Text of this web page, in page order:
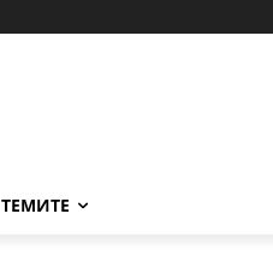
ТЕМИТЕ